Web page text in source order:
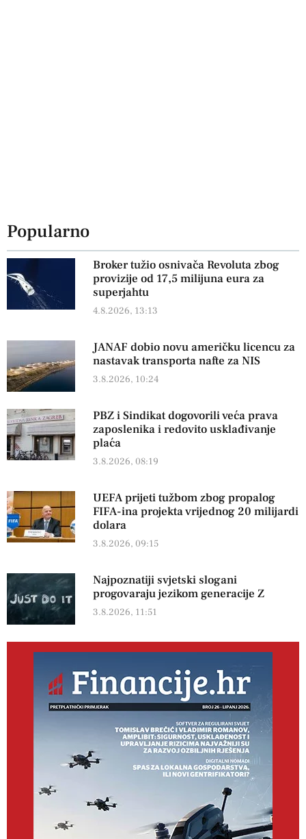
Popularno
Broker tužio osnivača Revoluta zbog
provizije od 17,5 milijuna eura za
superjahtu
4.8.2026, 13:13
JANAF dobio novu američku licencu za
nastavak transporta nafte za NIS
3.8.2026, 10:24
PBZ i Sindikat dogovorili veća prava
zaposlenika i redovito usklađivanje
plaća
3.8.2026, 08:19
UEFA prijeti tužbom zbog propalog
FIFA-ina projekta vrijednog 20 milijardi
dolara
3.8.2026, 09:15
Najpoznatiji svjetski slogani
progovaraju jezikom generacije Z
3.8.2026, 11:51